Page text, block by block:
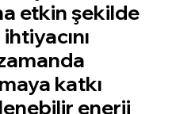
etkin şekilde
katkı
enerji